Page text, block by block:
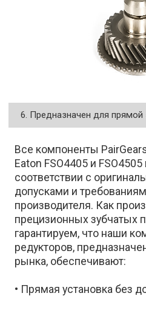
6. Предназначен для
Все компоненты
Eaton FSO4405 и
соответствии с
допусками и
производителя. Как
прецизионных зубчатых
гарантируем, что наши
редукторов,
рынка, обеспечивают:
• Прямая установка без